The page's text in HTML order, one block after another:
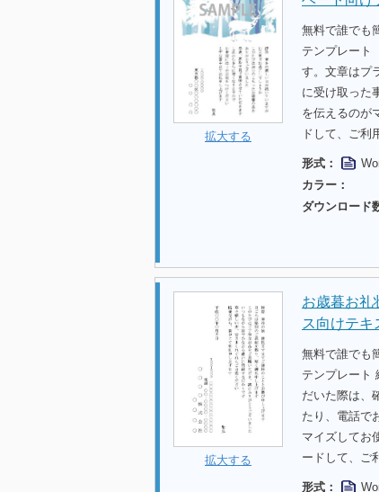
拡大する
無料で誰でも
テンプレート
す。文章はプ
に受け取った
を伝えるのが
ドして、ご利
形式：
カラー：
ダウンロード
拡大する
お歳暮お礼
ス向けテキ
無料で誰でも
テンプレート
だいた際は、
たり、電話で
マイズしてお
ードして、ご
形式：